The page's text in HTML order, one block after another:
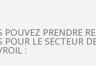
POUVEZ PRENDRE
POUR LE SECTEUR
: